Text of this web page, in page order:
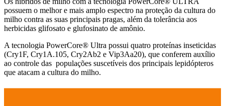
possuem o melhor e mais amplo espectro na proteção da cultura do
milho contra as suas principais pragas, além da tolerância aos
herbicidas glifosato e glufosinato de amônio.
A tecnologia PowerCore® Ultra possui quatro proteínas inseticidas
(Cry1F, Cry1A.105, Cry2Ab2 e Vip3Aa20), que conferem auxílio
ao controle das populações suscetíveis dos principais lepidópteros
que atacam a cultura do milho.